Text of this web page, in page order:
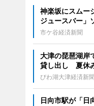
神楽坂にスムー
ジュースバー」
市ケ谷経済新聞
大津の琵琶湖岸
貸し出し 夏休
びわ湖大津経済新聞
日向市駅が「